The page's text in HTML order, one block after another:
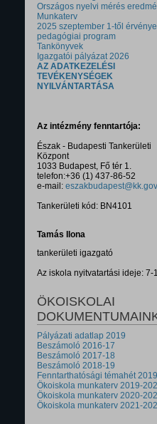
Országos nyelvi mérés
Munkaterv
2025 szeptember 1-től
pedagógiai program
Tankönyvek
Igazgatói pályázat 2026
AZ ADATKEZELÉSI
TEVÉKENYSÉGEK
NYILVÁNTARTÁSA
Az intézmény fenntartója:
Észak - Budapesti Tankerületi
Központ
1033 Budapest, Fő tér 1.
telefon:+36 (1) 437-86-52
e-mail:
Tankerületi kód: BN4101
Tamás Ilona
tankerületi igazgató
Az iskola nyitvatartási ideje: 7-
ÖKOISKOLAI
Pályázati adatlap 2019
Beszámoló 2016-17
Beszámoló 2017-18
Beszámoló 2018-19
Fenntarthatósági témahét 2019
Ökoiskola munkaterv 2019-
Ökoiskola munkaterv 2020-
Ökoiskola munkaterv 2021-